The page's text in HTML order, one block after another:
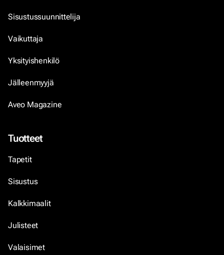
Sisustussuunnittelija
Vaikuttaja
Yksityishenkilö
Jälleenmyyjä
Aveo Magazine
Tuotteet
Tapetit
Sisustus
Kalkkimaalit
Julisteet
Valaisimet